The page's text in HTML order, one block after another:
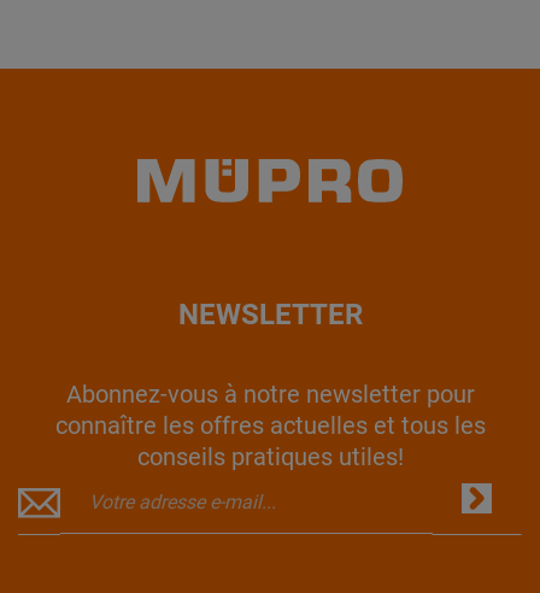
NEWSLETTER
Abonnez-vous à notre newsletter pour
connaître les offres actuelles et tous les
conseils pratiques utiles!